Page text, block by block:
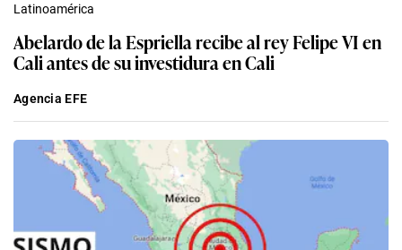
Latinoamérica
Abelardo de la Espriella recibe al rey Felipe VI en
Cali antes de su investidura en Cali
Agencia EFE